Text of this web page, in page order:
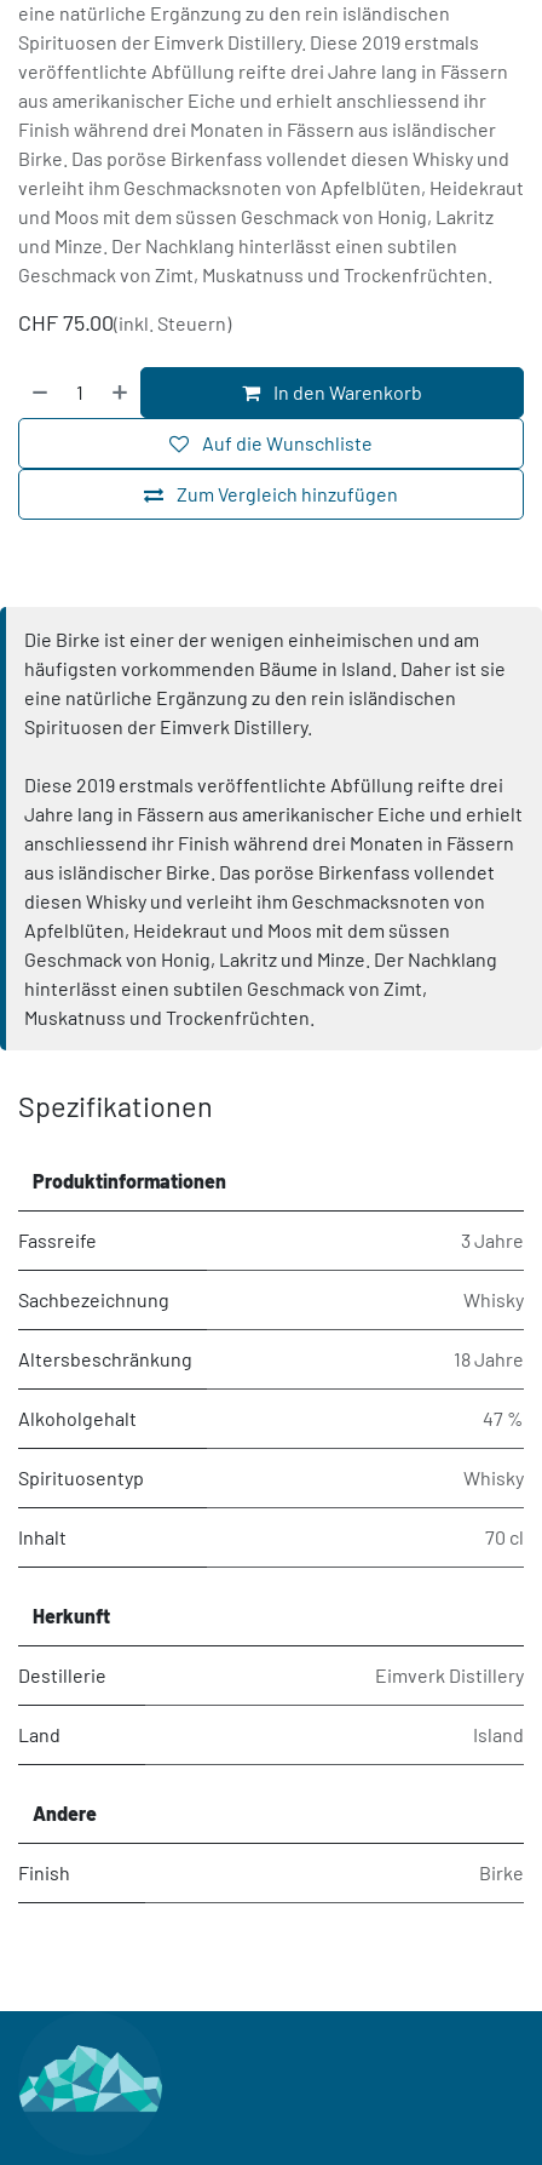
eine natürliche Ergänzung zu den rein isländischen
Spirituosen der Eimverk Distillery. Diese 2019 erstmals
veröffentlichte Abfüllung reifte drei Jahre lang in Fässern
aus amerikanischer Eiche und erhielt anschliessend ihr
Finish während drei Monaten in Fässern aus isländischer
Birke. Das poröse Birkenfass vollendet diesen Whisky und
verleiht ihm Geschmacksnoten von Apfelblüten, Heidekraut
und Moos mit dem süssen Geschmack von Honig, Lakritz
und Minze. Der Nachklang hinterlässt einen subtilen
Geschmack von Zimt, Muskatnuss und Trockenfrüchten.
CHF75.00(inkl. Steuern)
In den Warenkorb
Zum Vergleich hinzufügen
Auf die Wunschliste
Die Birke ist einer der wenigen einheimischen und am
häufigsten vorkommenden Bäume in Island. Daher ist sie
eine natürliche Ergänzung zu den rein isländischen
Spirituosen der Eimverk Distillery.
Diese 2019 erstmals veröffentlichte Abfüllung reifte drei
Jahre lang in Fässern aus amerikanischer Eiche und erhielt
anschliessend ihr Finish während drei Monaten in Fässern
aus isländischer Birke. Das poröse Birkenfass vollendet
diesen Whisky und verleiht ihm Geschmacksnoten von
Apfelblüten, Heidekraut und Moos mit dem süssen
Geschmack von Honig, Lakritz und Minze. Der Nachklang
hinterlässt einen subtilen Geschmack von Zimt,
Muskatnuss und Trockenfrüchten.
Spezifikationen
Produktinformationen
Fassreife 3 Jahre
Sachbezeichnung Whisky
Altersbeschränkung 18 Jahre
Alkoholgehalt 47 %
Spirituosentyp Whisky
Inhalt 70 cl
Herkunft
Destillerie Eimverk Distillery
Land Island
Andere
Finish Birke